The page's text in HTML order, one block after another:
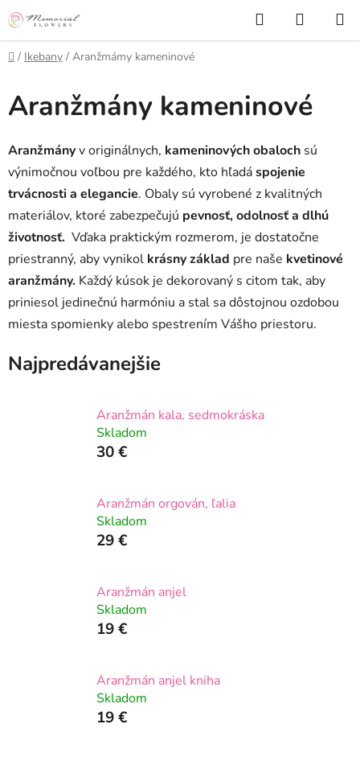
Prejsť
na
obsah
Hľadať
KOŠÍK
Domov
/ Ikebany / Aranžmámy kameninové
Aranžmány kameninové
Aranžmányv originálnych, kameninových obaloch sú
výnimočnou voľbou pre každého, kto hľadáspojenie
trvácnosti a elegancie. Obaly sú vyrobené z kvalitných
materiálov, ktoré zabezpečujú pevnosť, odolnosť a dlhú
životnosť. Vďaka praktickým rozmerom, je dostatočne
priestranný, aby vynikol krásny základ pre naše kvetinové
aranžmány. Každý kúsok je dekorovaný s citom tak, aby
priniesol jedinečnú harmóniu a stal sa dôstojnou ozdobou
miesta spomienky alebo spestrením Vášho priestoru.
Najpredávanejšie
Aranžmán kala, sedmokráska
Skladom
30 €
Aranžmán orgován, ľalia
Skladom
29 €
Aranžmán anjel
Skladom
19 €
Aranžmán anjel kniha
Skladom
19 €